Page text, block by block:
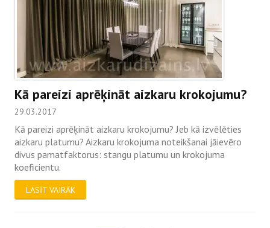
Kā pareizi aprēķināt aizkaru krokojumu?
29.03.2017
Kā pareizi aprēķināt aizkaru krokojumu? Jeb kā izvēlēties
aizkaru platumu? Aizkaru krokojuma noteikšanai jāievēro
divus pamatfaktorus: stangu platumu un krokojuma
koeficientu.
LASĪT VAIRĀK